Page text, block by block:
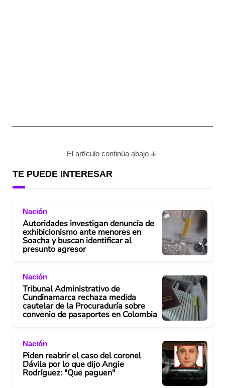
El artículo continúa abajo
TE PUEDE INTERESAR
Nación
Autoridades investigan denuncia de
exhibicionismo ante menores en
Soacha y buscan identificar al
presunto agresor
Nación
Tribunal Administrativo de
Cundinamarca rechaza medida
cautelar de la Procuraduría sobre
convenio de pasaportes en Colombia
Nación
Piden reabrir el caso del coronel
Dávila por lo que dijo Angie
Rodríguez: "Que paguen"